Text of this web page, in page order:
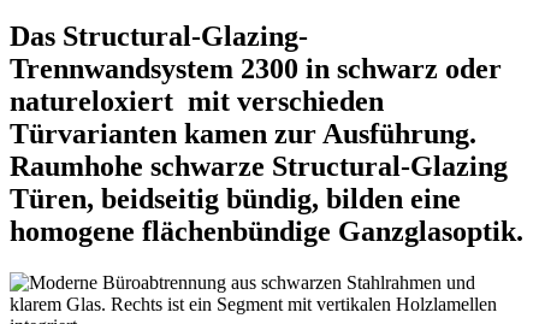
Das Structural-Glazing-
Trennwandsystem 2300 in schwarz oder
natureloxiert mit verschieden
Türvarianten kamen zur Ausführung.
Raumhohe schwarze Structural-Glazing
Türen, beidseitig bündig, bilden eine
homogene flächenbündige Ganzglasoptik.